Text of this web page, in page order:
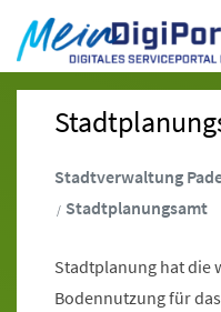
Digitales
Zur Hauptnavigation
Zum Inhalt
Zum Footer
Stadtverwaltung
Stadtplanungsamt
Stadtplanung hat die
Bodennutzung für